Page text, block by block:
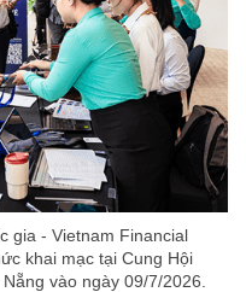
gia - Vietnam Financial
khai mạc tại Cung Hội
vào ngày 09/7/2026.